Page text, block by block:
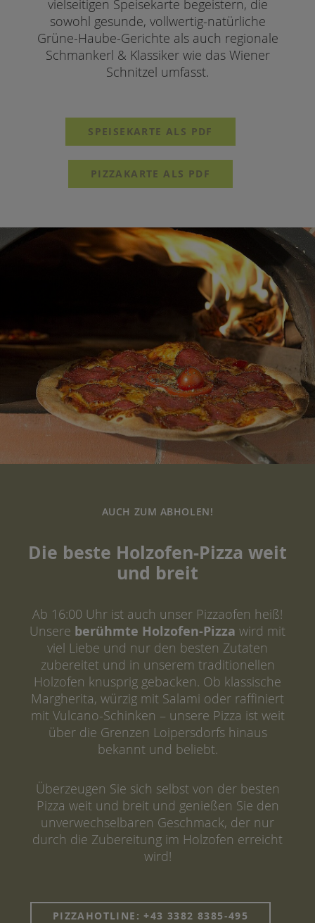
vielseitigen Speisekarte begeistern, die
sowohl gesunde, vollwertig-natürliche
Grüne-Haube-Gerichte als auch regionale
Schmankerl & Klassiker wie das Wiener
Schnitzel umfasst.
SPEISEKARTE ALS PDF
PIZZAKARTE ALS PDF
AUCH ZUM ABHOLEN!
Die beste Holzofen-Pizza weit
und breit
Ab 16:00 Uhr ist auch unser Pizzaofen heiß!
Unsere berühmte Holzofen-Pizza wird mit
viel Liebe und nur den besten Zutaten
zubereitet und in unserem traditionellen
Holzofen knusprig gebacken. Ob klassische
Margherita, würzig mit Salami oder raffiniert
mit Vulcano-Schinken – unsere Pizza ist weit
über die Grenzen Loipersdorfs hinaus
bekannt und beliebt.
Überzeugen Sie sich selbst von der besten
Pizza weit und breit und genießen Sie den
unverwechselbaren Geschmack, der nur
durch die Zubereitung im Holzofen erreicht
wird!
PIZZAHOTLINE: +43 3382 8385-495